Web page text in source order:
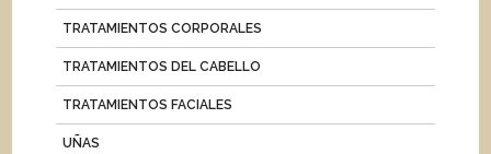
TRATAMIENTOS CORPORALES
TRATAMIENTOS DEL CABELLO
TRATAMIENTOS FACIALES
UÑAS